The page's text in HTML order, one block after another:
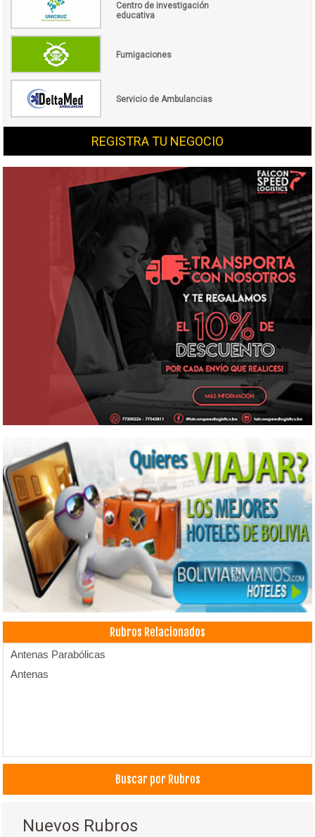
Centro de investigación
educativa
Fumigaciones
Servicio de Ambulancias
REGISTRA TU NEGOCIO
Rubros Relacionados
Antenas Parabólicas
Antenas
Buscar por Rubros
Nuevos Rubros